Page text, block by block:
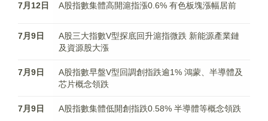
7月12日 A股指數集體高開滬指漲0.6% 有色板塊漲幅居前
7月9日
A股三大指數V型探底回升滬指微跌 新能源產業鏈
及資源股大漲
7月9日
A股指數早盤V型回調創指跌逾1% 鴻蒙、半導體及
芯片概念領跌
7月9日 A股指數集體低開創指跌0.58% 半導體等概念領跌